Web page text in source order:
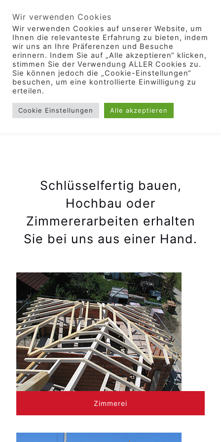
ALLES AUS EINER MEISTERHAND
Schlüsselfertig bauen,
Hochbau oder
Zimmererarbeiten erhalten
Sie bei uns aus einer Hand.
Zimmerei
Wir verwenden Cookies
Wir verwenden Cookies auf unserer Website, um
Ihnen die relevanteste Erfahrung zu bieten, indem
wir uns an Ihre Präferenzen und Besuche
erinnern. Indem Sie auf „Alle akzeptieren“ klicken,
stimmen Sie der Verwendung ALLER Cookies zu.
Sie können jedoch die „Cookie-Einstellungen“
besuchen, um eine kontrollierte Einwilligung zu
erteilen.
Cookie Einstellungen Alle akzeptieren